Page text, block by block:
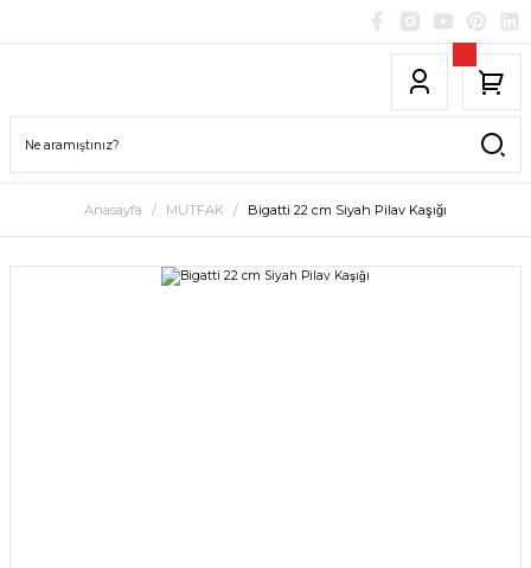
Anasayfa MUTFAK Bigatti 22 cm Siyah Pilav Kaşığı